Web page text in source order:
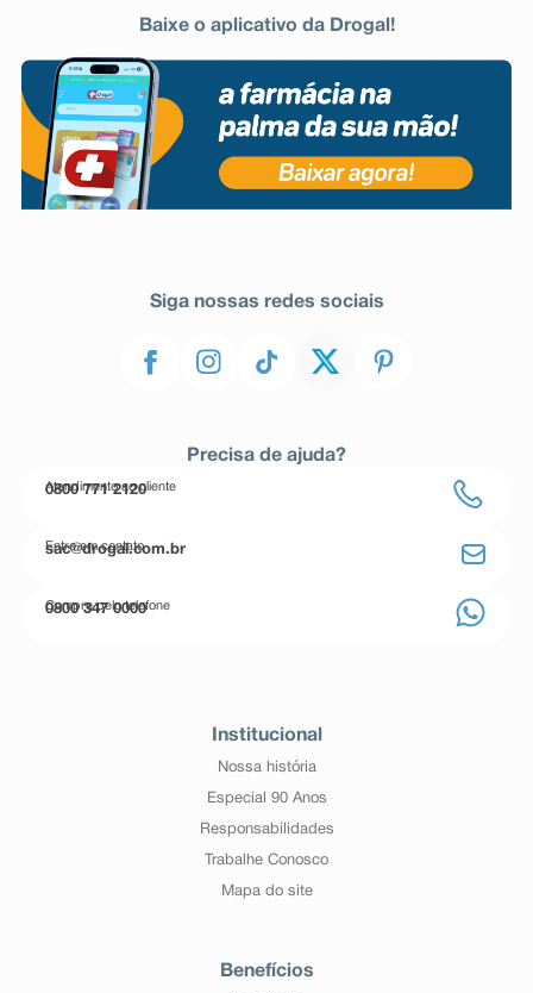
Baixe o aplicativo da Drogal!
Siga nossas redes sociais
Precisa de ajuda?
Atendimento ao cliente
0800 771 2120
Entre em contato
sac@drogal.com.br
Compre pelo telefone
0800 347 0000
Institucional
Nossa história
Especial 90 Anos
Responsabilidades
Trabalhe Conosco
Mapa do site
Benefícios